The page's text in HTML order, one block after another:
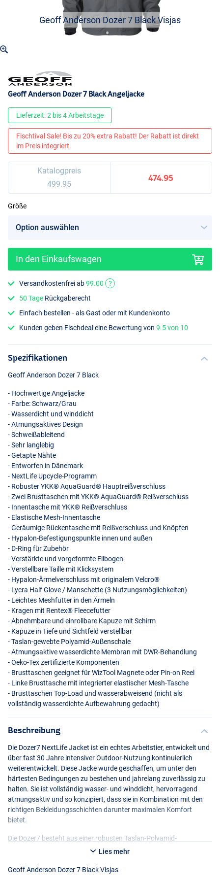
Geoff Anderson Dozer 7 Black Visjas
Geoff Anderson Dozer 7 Black Angeljacke
Lieferzeit: 2 bis 4 Arbeitstage
Fischtival Sale! Bis zu 20% extra Rabatt! Der Rabatt ist direkt
im Preis integriert.
Katalogpreis
499.95
474.95
Größe
In den Einkaufswagen
Versandkostenfrei ab99.00
?
50 Tage Rückgaberecht
Einfach bestellen - als Gast oder mit Kundenkonto
Kunden geben Fischdeal eine Bewertung von9.5 von 10
Spezifikationen
Geoff Anderson Dozer 7 Black
- Hochwertige Angeljacke
- Farbe: Schwarz/Grau
- Wasserdicht und winddicht
- Atmungsaktives Design
- Schweißableitend
- Sehr langlebig
- Getapte Nähte
- Entworfen in Dänemark
- NextLife Upcycle-Programm
- Robuster YKK® AquaGuard® Hauptreißverschluss
- Zwei Brusttaschen mit YKK® AquaGuard® Reißverschluss
- Innentasche mit YKK® Reißverschluss
- Elastische Mesh-Innentasche
- Geräumige Rückentasche mit Reißverschluss und Knöpfen
- Hypalon-Befestigungspunkte innen und außen
- D-Ring für Zubehör
- Verstärkte und vorgeformte Ellbogen
- Verstellbare Taille mit Klicksystem
- Hypalon-Ärmelverschluss mit originalem Velcro®
- Lycra Half Glove / Manschette (3 Nutzungsmöglichkeiten)
- Leichtes Meshfutter in den Ärmeln
- Kragen mit Rentex® Fleecefutter
- Abnehmbare und einrollbare Kapuze mit Schirm
- Kapuze in Tiefe und Sichtfeld verstellbar
- Taslan-gewebte Polyamid-Außenschale
- Atmungsaktive wasserdichte Membran mit DWR-Behandlung
- Oeko-Tex zertifizierte Komponenten
- Brusttaschen geeignet für WizTool Magnete oder Pin-on Reel
- Linke Brusttasche mit integrierter elastischer Mesh-Tasche
- Brusttaschen Top-Load und wasserabweisend (nicht als
vollständig wasserdichte Aufbewahrung gedacht)
Beschreibung
Die Dozer7 NextLife Jacket ist ein echtes Arbeitstier, entwickelt und
über fast 30 Jahre intensiver Outdoor-Nutzung kontinuierlich
weiterentwickelt. Diese Jacke wurde geschaffen, um unter den
härtesten Bedingungen zu bestehen und jahrelang zuverlässig zu
halten. Sie ist vollständig wasser- und winddicht, hervorragend
atmungsaktiv und so konzipiert, dass sie in Kombination mit den
richtigen Bekleidungsschichten darunter maximalen Komfort
bietet.
Die Dozer7 besteht aus einer robusten Taslan-Polyamid-
Außenschale mit einer wasserdichten und atmungsaktiven
Wasser direkt abperlt. Auf der Innenseite sorgen das intelligente
Lies mehr
Geoff Anderson Dozer 7 Black Visjas